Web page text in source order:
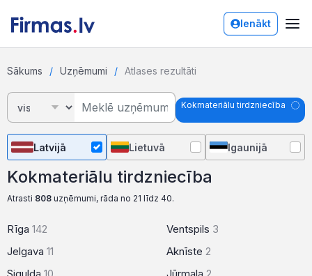
Ienākt
Sākums Uzņēmumi Atlases rezultāti
Kokmateriālu tirdzniecība
Latvijā Lietuvā Igaunijā
Kokmateriālu tirdzniecība
Atrasti 808 uzņēmumi, rāda no 21 līdz 40.
Rīga 142
Jelgava 11
Ventspils 3
Aknīste 2